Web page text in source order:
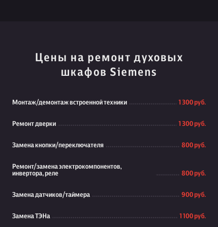
Цены на ремонт духовых
шкафов Siemens
Монтаж/демонтаж встроенной техники 1 300 руб.
Ремонт дверки 1 300 руб.
Замена кнопки/переключателя 800 руб.
Ремонт/замена электрокомпонентов,
инвертора, реле
800 руб.
Замена датчиков/таймера 900 руб.
Замена ТЭНа 1 100 руб.